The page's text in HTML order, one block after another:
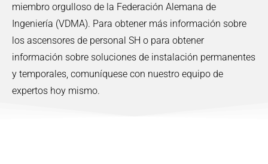
miembro orgulloso de la Federación Alemana de
Ingeniería (VDMA). Para obtener más información sobre
los ascensores de personal SH o para obtener
información sobre soluciones de instalación permanentes
y temporales, comuníquese con nuestro equipo de
expertos hoy mismo.